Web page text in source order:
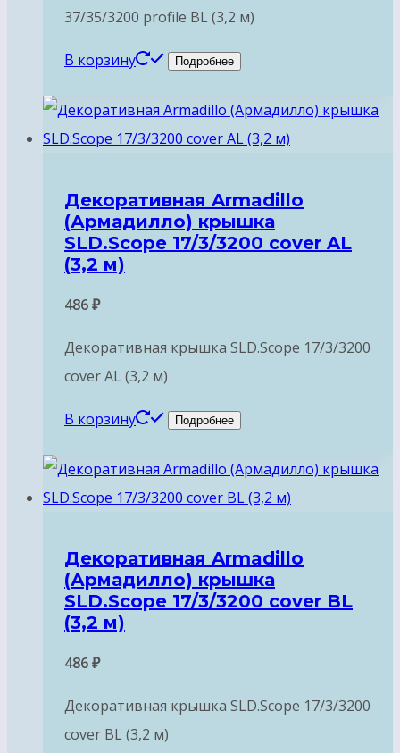
37/35/3200 profile BL (3,2 м)
В корзину Подробнее
Декоративная Armadillo
(Армадилло) крышка
SLD.Scope 17/3/3200 cover AL
(3,2 м)
486₽
Декоративная крышка SLD.Scope 17/3/3200
cover AL (3,2 м)
В корзину Подробнее
Декоративная Armadillo
(Армадилло) крышка
SLD.Scope 17/3/3200 cover BL
(3,2 м)
486₽
Декоративная крышка SLD.Scope 17/3/3200
cover BL (3,2 м)